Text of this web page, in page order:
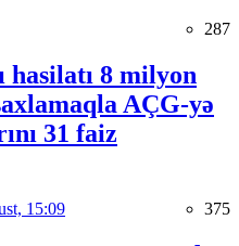
287
hasilatı 8 milyon
AÇG-yə
31 faiz
15:09 375